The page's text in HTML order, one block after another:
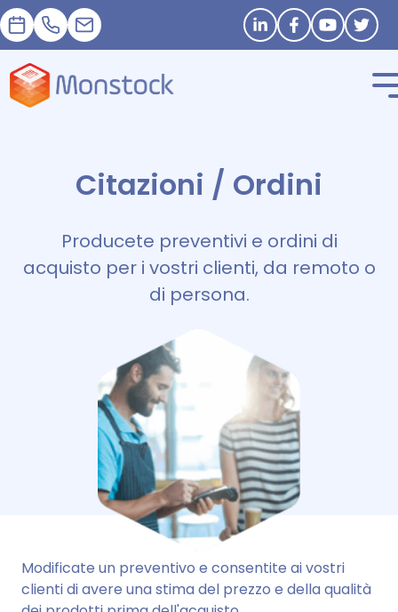
Appuntamento
+33 1 83 62 25 41
contact@monstock.net Stay in touch
Citazioni / Ordini
Producete preventivi e ordini di
acquisto per i vostri clienti, da remoto o
di persona.
Modificate un preventivo e consentite ai vostri
clienti di avere una stima del prezzo e della qualità